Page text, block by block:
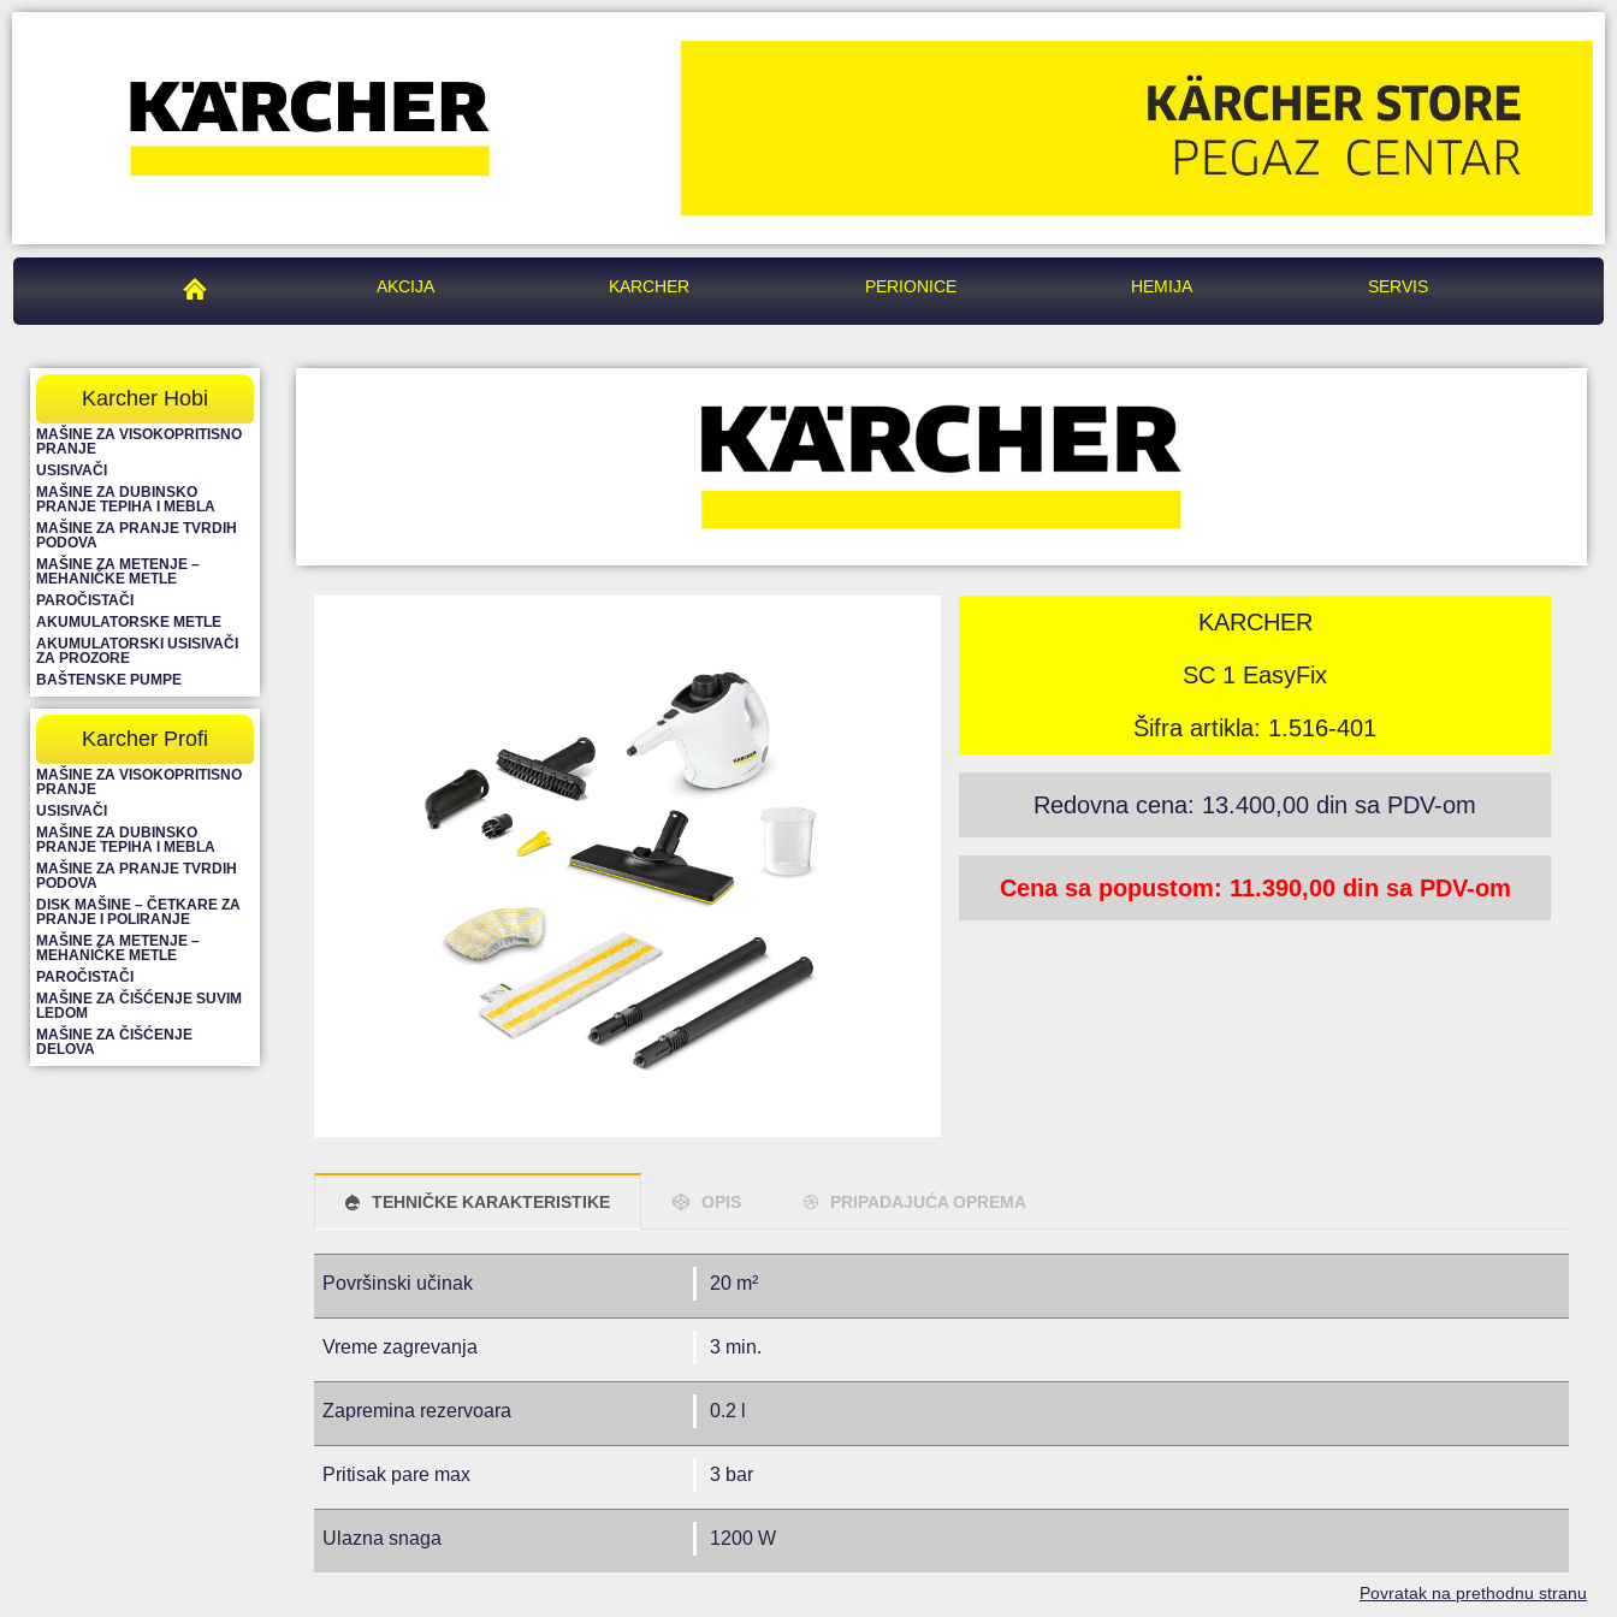
PEGAZ CENTAR AKCIJA KARCHER PERIONICE HEMIJA SERVIS
Karcher Hobi
MAŠINE ZA VISOKOPRITISNO
PRANJE
USISIVAČI
MAŠINE ZA DUBINSKO
PRANJE TEPIHA I MEBLA
MAŠINE ZA PRANJE TVRDIH
PODOVA
MAŠINE ZA METENJE –
MEHANIČKE METLE
PAROČISTAČI
AKUMULATORSKE METLE
AKUMULATORSKI USISIVAČI
ZA PROZORE
BAŠTENSKE PUMPE
Karcher Profi
MAŠINE ZA VISOKOPRITISNO
PRANJE
USISIVAČI
MAŠINE ZA DUBINSKO
PRANJE TEPIHA I MEBLA
MAŠINE ZA PRANJE TVRDIH
PODOVA
DISK MAŠINE – ČETKARE ZA
PRANJE I POLIRANJE
MAŠINE ZA METENJE –
MEHANIČKE METLE
PAROČISTAČI
MAŠINE ZA ČIŠĆENJE SUVIM
LEDOM
MAŠINE ZA ČIŠĆENJE
DELOVA
KARCHER
SC 1 EasyFix
Šifra artikla: 1.516-401
Redovna cena: 13.400,00 din sa PDV-om
Cena sa popustom: 11.390,00 din sa PDV-om
TEHNIČKE KARAKTERISTIKE OPIS PRIPADAJUĆA OPREMA
Površinski učinak 20 m²
Vreme zagrevanja 3 min.
Zapremina rezervoara 0.2 l
Pritisak pare max 3 bar
Ulazna snaga 1200 W
Povratak na prethodnu stranu